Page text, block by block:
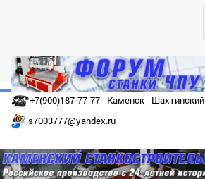
+7(900)187-77-77 - Каменск - Шахтинский
s7003777@yandex.ru